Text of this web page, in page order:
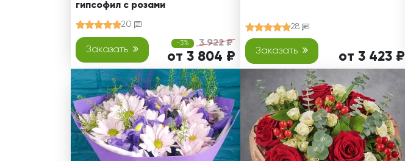
гипсофил с розами
20
Заказать
-3% 3 922 ₽
от 3 804 ₽
28
Заказать от 3 423 ₽